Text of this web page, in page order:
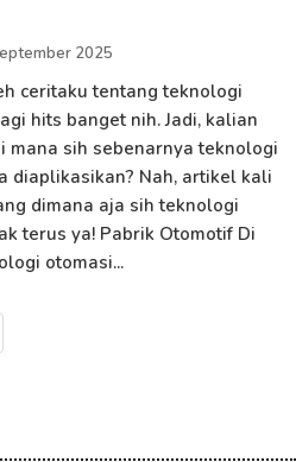
2025
ceritaku tentang teknologi
hits banget nih. Jadi, kalian
mana sih sebenarnya teknologi
diaplikasikan? Nah, artikel kali
dimana aja sih teknologi
terus ya! Pabrik Otomotif Di
otomasi...